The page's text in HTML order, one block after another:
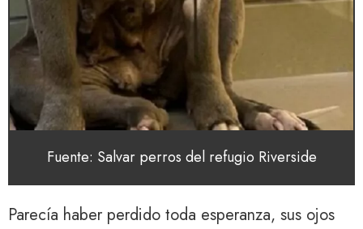
Fuente: Salvar perros del refugio Riverside
Parecía haber perdido toda esperanza, sus ojos